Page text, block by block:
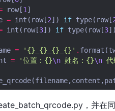
row[1]
= int ( row[2]) if type( row[
int ( row[3]) if type( row[3])
= ' {} {} {} {} ' . format (
= '位置： {}\n 姓名： {}\n 代
(filename,content ,
，并在